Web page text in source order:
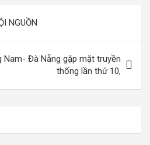
NGUỒN
Đà Nẵng gặp mặt truyền
thống lần thứ 10,